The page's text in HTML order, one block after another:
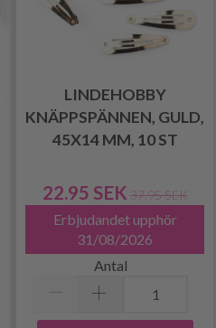
LINDEHOBBY
KNÄPPSPÄNNEN, GULD,
45X14 MM, 10 ST
22.95 SEK 37.95 SEK
Erbjudandet upphör
31/08/2026
Antal